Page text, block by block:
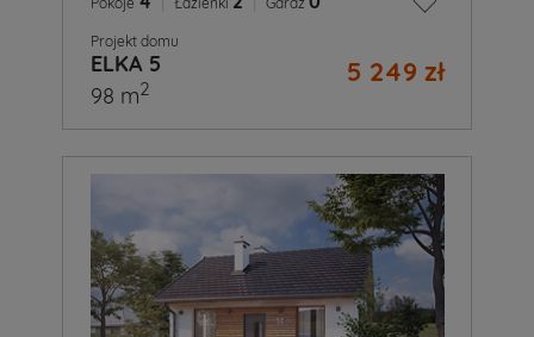
Projekt domu
ELKA 5 5 249 zł
98 m2